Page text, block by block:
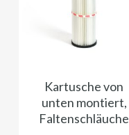
Kartusche von
unten montiert,
Faltenschläuche